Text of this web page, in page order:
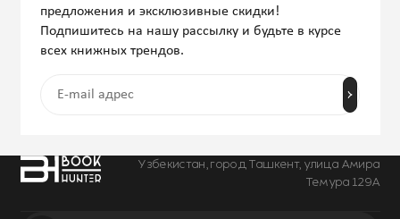
Узбекистан, город Ташкент, улица Амира
Темура 129А
предложения и эксклюзивные скидки!
Подпишитесь на нашу рассылку и будьте в курсе
всех книжных трендов.